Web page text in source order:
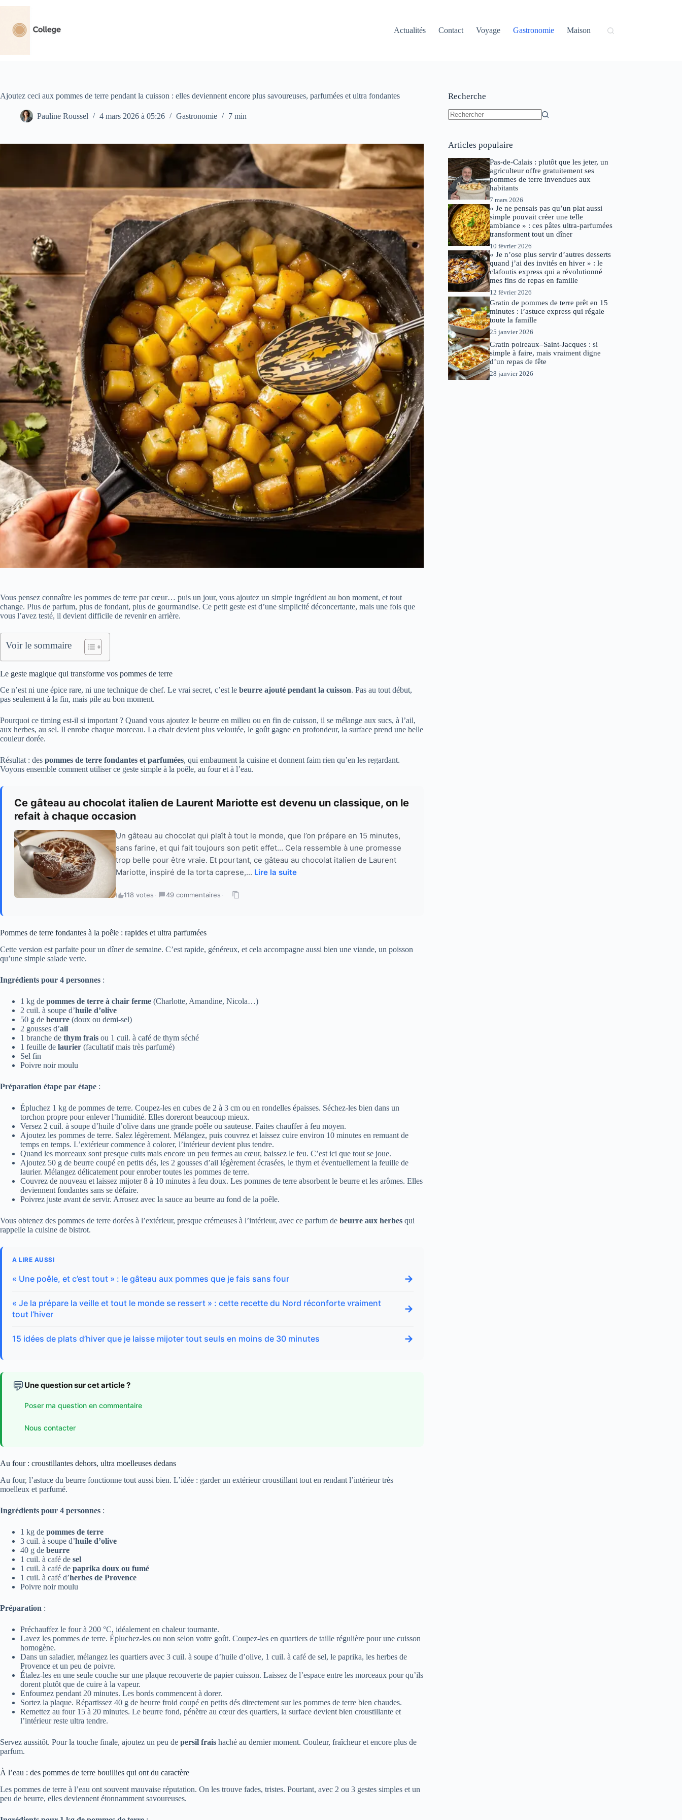
contenu
Actualités
Contact Voyage Gastronomie Maison
Ajoutez ceci aux pommes de terre pendant la cuisson : elles deviennent encore plus savoureuses, parfumées et ultra fondantes
Pauline Roussel 4 mars 2026 à 05:26 Gastronomie 7 min
Vous pensez connaître les pommes de terre par cœur… puis un jour, vous ajoutez un simple ingrédient au bon moment, et tout
change. Plus de parfum, plus de fondant, plus de gourmandise. Ce petit geste est d’une simplicité déconcertante, mais une fois que
vous l’avez testé, il devient difficile de revenir en arrière.
Voir le sommaire
Le geste magique qui transforme vos pommes de terre
Ce n’est ni une épice rare, ni une technique de chef. Le vrai secret, c’est le beurre ajouté pendant la cuisson. Pas au tout début,
pas seulement à la fin, mais pile au bon moment.
Pourquoi ce timing est-il si important ? Quand vous ajoutez le beurre en milieu ou en fin de cuisson, il se mélange aux sucs, à l’ail,
aux herbes, au sel. Il enrobe chaque morceau. La chair devient plus veloutée, le goût gagne en profondeur, la surface prend une belle
couleur dorée.
Résultat : des pommes de terre fondantes et parfumées, qui embaument la cuisine et donnent faim rien qu’en les regardant.
Voyons ensemble comment utiliser ce geste simple à la poêle, au four et à l’eau.
Ce gâteau au chocolat italien de Laurent Mariotte est devenu un classique, on le
refait à chaque occasion
Un gâteau au chocolat qui plaît à tout le monde, que l’on prépare en 15 minutes,
sans farine, et qui fait toujours son petit effet… Cela ressemble à une promesse
trop belle pour être vraie. Et pourtant, ce gâteau au chocolat italien de Laurent
Mariotte, inspiré de la torta caprese,... Lire la suite
118 votes · 49 commentaires ·
Pommes de terre fondantes à la poêle : rapides et ultra parfumées
Cette version est parfaite pour un dîner de semaine. C’est rapide, généreux, et cela accompagne aussi bien une viande, un poisson
qu’une simple salade verte.
Ingrédients pour 4 personnes :
1 kg de pommes de terre à chair ferme (Charlotte, Amandine, Nicola…)
2 cuil. à soupe d’huile d’olive
50 g de beurre (doux ou demi-sel)
2 gousses d’ail
1 branche de thym frais ou 1 cuil. à café de thym séché
1 feuille de laurier (facultatif mais très parfumé)
Sel fin
Poivre noir moulu
Préparation étape par étape :
Épluchez 1 kg de pommes de terre. Coupez-les en cubes de 2 à 3 cm ou en rondelles épaisses. Séchez-les bien dans un
torchon propre pour enlever l’humidité. Elles doreront beaucoup mieux.
Versez 2 cuil. à soupe d’huile d’olive dans une grande poêle ou sauteuse. Faites chauffer à feu moyen.
Ajoutez les pommes de terre. Salez légèrement. Mélangez, puis couvrez et laissez cuire environ 10 minutes en remuant de
temps en temps. L’extérieur commence à colorer, l’intérieur devient plus tendre.
Quand les morceaux sont presque cuits mais encore un peu fermes au cœur, baissez le feu. C’est ici que tout se joue.
Ajoutez 50 g de beurre coupé en petits dés, les 2 gousses d’ail légèrement écrasées, le thym et éventuellement la feuille de
laurier. Mélangez délicatement pour enrober toutes les pommes de terre.
Couvrez de nouveau et laissez mijoter 8 à 10 minutes à feu doux. Les pommes de terre absorbent le beurre et les arômes. Elles
deviennent fondantes sans se défaire.
Poivrez juste avant de servir. Arrosez avec la sauce au beurre au fond de la poêle.
Vous obtenez des pommes de terre dorées à l’extérieur, presque crémeuses à l’intérieur, avec ce parfum de beurre aux herbes qui
rappelle la cuisine de bistrot.
A LIRE AUSSI
« Une poêle, et c’est tout » : le gâteau aux pommes que je fais sans four →
« Je la prépare la veille et tout le monde se ressert » : cette recette du Nord réconforte vraiment
tout l’hiver
→
15 idées de plats d’hiver que je laisse mijoter tout seuls en moins de 30 minutes →
💬 Une question sur cet article ?
Poser ma question en commentaire
Nous contacter
Au four : croustillantes dehors, ultra moelleuses dedans
Au four, l’astuce du beurre fonctionne tout aussi bien. L’idée : garder un extérieur croustillant tout en rendant l’intérieur très
moelleux et parfumé.
Ingrédients pour 4 personnes :
1 kg de pommes de terre
3 cuil. à soupe d’huile d’olive
40 g de beurre
1 cuil. à café de sel
1 cuil. à café de paprika doux ou fumé
1 cuil. à café d’herbes de Provence
Poivre noir moulu
Préparation :
Préchauffez le four à 200 °C, idéalement en chaleur tournante.
Lavez les pommes de terre. Épluchez-les ou non selon votre goût. Coupez-les en quartiers de taille régulière pour une cuisson
homogène.
Dans un saladier, mélangez les quartiers avec 3 cuil. à soupe d’huile d’olive, 1 cuil. à café de sel, le paprika, les herbes de
Provence et un peu de poivre.
Étalez-les en une seule couche sur une plaque recouverte de papier cuisson. Laissez de l’espace entre les morceaux pour qu’ils
dorent plutôt que de cuire à la vapeur.
Enfournez pendant 20 minutes. Les bords commencent à dorer.
Sortez la plaque. Répartissez 40 g de beurre froid coupé en petits dés directement sur les pommes de terre bien chaudes.
Remettez au four 15 à 20 minutes. Le beurre fond, pénètre au cœur des quartiers, la surface devient bien croustillante et
l’intérieur reste ultra tendre.
Servez aussitôt. Pour la touche finale, ajoutez un peu de persil frais haché au dernier moment. Couleur, fraîcheur et encore plus de
parfum.
À l’eau : des pommes de terre bouillies qui ont du caractère
Les pommes de terre à l’eau ont souvent mauvaise réputation. On les trouve fades, tristes. Pourtant, avec 2 ou 3 gestes simples et un
peu de beurre, elles deviennent étonnamment savoureuses.
Recherche
Articles populaire
Pas-de-Calais : plutôt que les jeter, un
agriculteur offre gratuitement ses
pommes de terre invendues aux
habitants
7 mars 2026
« Je ne pensais pas qu’un plat aussi
simple pouvait créer une telle
ambiance » : ces pâtes ultra-parfumées
transforment tout un dîner
10 février 2026
« Je n’ose plus servir d’autres desserts
quand j’ai des invités en hiver » : le
clafoutis express qui a révolutionné
mes fins de repas en famille
12 février 2026
Gratin de pommes de terre prêt en 15
minutes : l’astuce express qui régale
toute la famille
25 janvier 2026
Gratin poireaux–Saint-Jacques : si
simple à faire, mais vraiment digne
d’un repas de fête
28 janvier 2026